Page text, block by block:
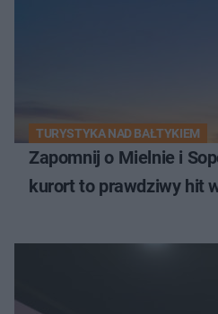
TURYSTYKA NAD BAŁTYKIEM
Zapomnij o Mielnie i
kurort to prawdziwy hit